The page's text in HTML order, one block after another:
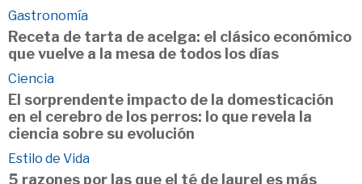
Gastronomía
Receta de tarta de acelga: el clásico económico
que vuelve a la mesa de todos los días
Ciencia
El sorprendente impacto de la domesticación
en el cerebro de los perros: lo que revela la
ciencia sobre su evolución
Estilo de Vida
5 razones por las que el té de laurel es más